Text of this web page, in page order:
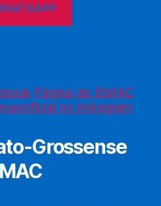
Página do ISMAC
no Instagram
Grossense